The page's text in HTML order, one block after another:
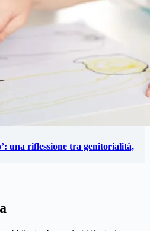
una riflessione tra genitorialità,